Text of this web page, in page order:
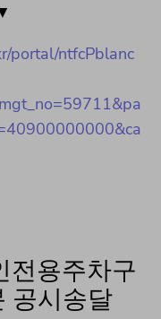
portal/ntfcPblanc
전용주차구
공시송달